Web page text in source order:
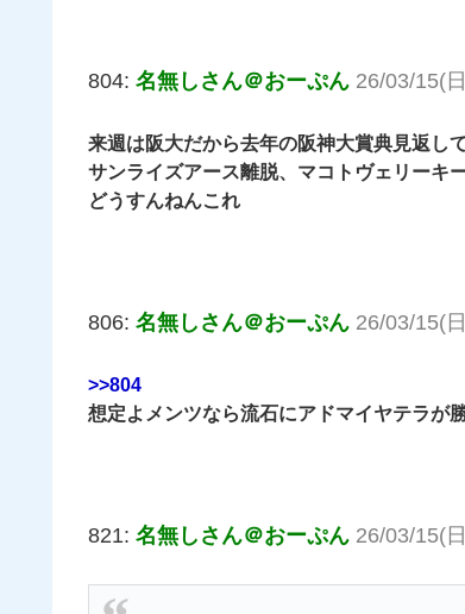
804: 名無しさん＠おーぷん 26/03/15(
来週は阪大だから去年の阪神大賞典見返し
サンライズアース離脱、マコトヴェリーキ
どうすんねんこれ
806: 名無しさん＠おーぷん 26/03/15(
>>804
想定よメンツなら流石にアドマイヤテラが
821: 名無しさん＠おーぷん 26/03/15(